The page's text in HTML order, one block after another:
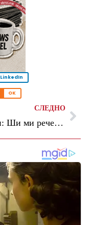
LinkedIn
OK
СЛЕДНО
Трамп: Ши ми рече дека Кина нема да испраќа воена опрема во Иран